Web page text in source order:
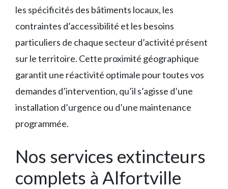
les spécificités des bâtiments locaux, les
contraintes d’accessibilité et les besoins
particuliers de chaque secteur d’activité présent
sur le territoire. Cette proximité géographique
garantit une réactivité optimale pour toutes vos
demandes d’intervention, qu’il s’agisse d’une
installation d’urgence ou d’une maintenance
programmée.
Nos services extincteurs
complets à Alfortville